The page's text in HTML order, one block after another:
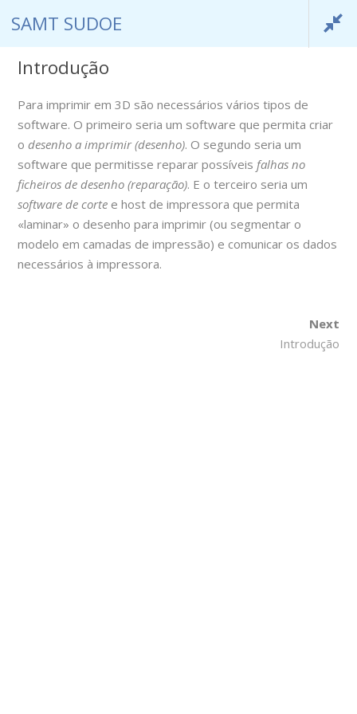
SAMT SUDOE
info@samtsudoe.com
SAMT SUDOE
Introdução
Para imprimir em 3D são necessários vários tipos de
software. O primeiro seria um software que permita criar
odesenho a imprimir (desenho). O segundo seria um
software que permitisse reparar possíveis falhas no
ficheiros de desenho (reparação). E o terceiro seria um
software de corte e host de impressora que permita
«laminar» o desenho para imprimir (ou segmentar o
modelo em camadas de impressão) e comunicar os dados
necessários à impressora.
Next
Introdução